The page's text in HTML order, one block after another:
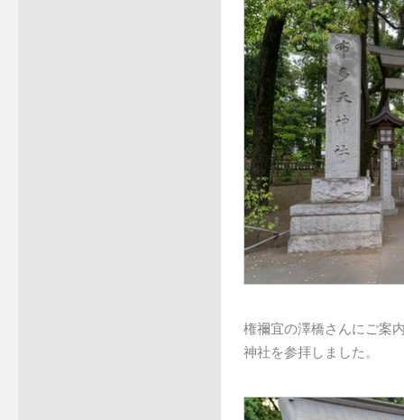
権禰宜の澤橋さんにご案
神社を参拝しました。